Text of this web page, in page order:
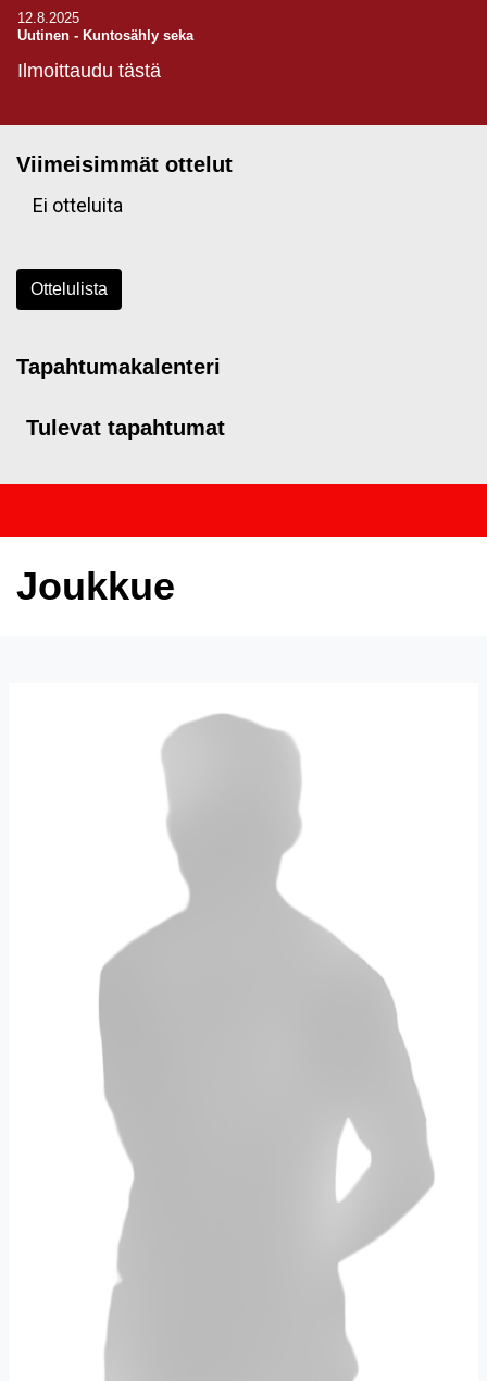
12.8.2025
Uutinen - Kuntosähly seka
Ilmoittaudu tästä
Viimeisimmät ottelut
Ei otteluita
Ottelulista
Tapahtumakalenteri
Tulevat tapahtumat
Joukkue